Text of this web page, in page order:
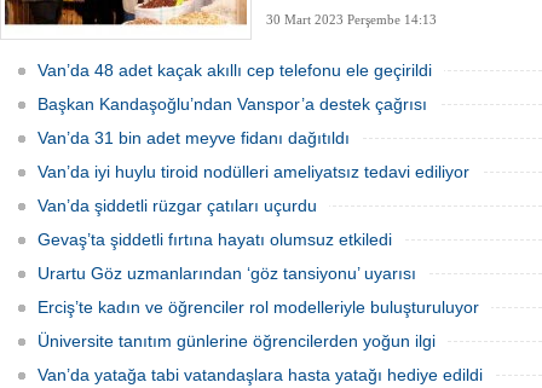
30 Mart 2023 Perşembe 14:13
Van’da 48 adet kaçak akıllı cep telefonu ele geçirildi
Başkan Kandaşoğlu’ndan Vanspor’a destek çağrısı
Van’da 31 bin adet meyve fidanı dağıtıldı
Van’da iyi huylu tiroid nodülleri ameliyatsız tedavi ediliyor
Van’da şiddetli rüzgar çatıları uçurdu
Gevaş’ta şiddetli fırtına hayatı olumsuz etkiledi
Urartu Göz uzmanlarından ‘göz tansiyonu’ uyarısı
Erciş’te kadın ve öğrenciler rol modelleriyle buluşturuluyor
Üniversite tanıtım günlerine öğrencilerden yoğun ilgi
Van’da yatağa tabi vatandaşlara hasta yatağı hediye edildi